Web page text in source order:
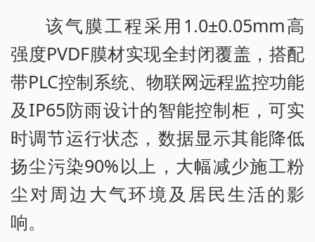
该气膜工程采用1.0±0.05mm高
强度PVDF膜材实现全封闭覆盖，搭配
带PLC控制系统、物联网远程监控功能
及IP65防雨设计的智能控制柜，可实
时调节运行状态，数据显示其能降低
扬尘污染90%以上，大幅减少施工粉
尘对周边大气环境及居民生活的影
响。